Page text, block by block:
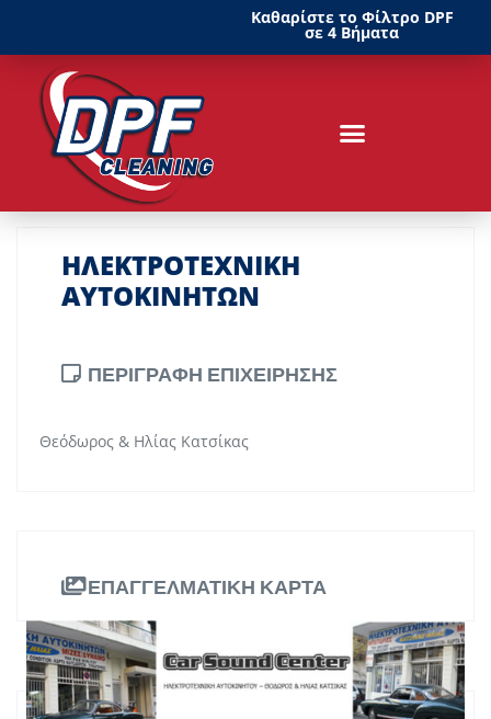
Καθαρίστε το Φίλτρο DPF
σε 4 Βήματα
ΗΛΕΚΤΡΟΤΕΧΝΙΚΗ
ΑΥΤΟΚΙΝΗΤΩΝ
ΠΕΡΙΓΡΑΦΗ ΕΠΙΧΕΙΡΗΣΗΣ
Θεόδωρος & Ηλίας Κατσίκας
ΕΠΑΓΓΕΛΜΑΤΙΚΗ ΚΑΡΤΑ